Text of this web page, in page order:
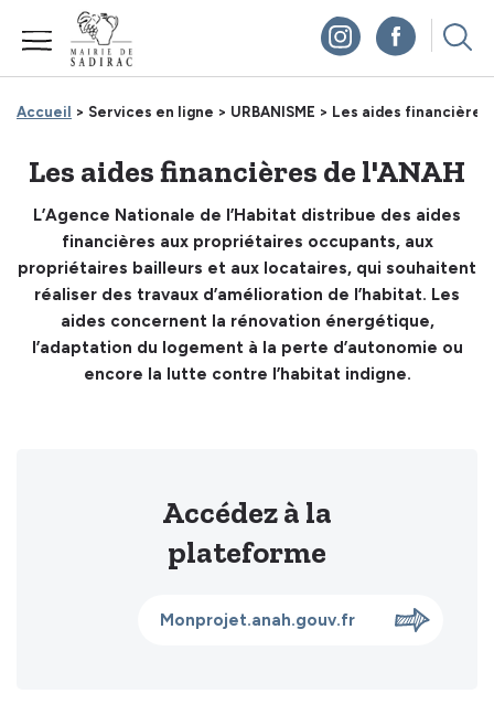
Accueil > Services en ligne > URBANISME > Les aides financières
Les aides financières de l'ANAH
L’Agence Nationale de l’Habitat distribue des aides
financières aux propriétaires occupants, aux
propriétaires bailleurs et aux locataires, qui souhaitent
réaliser des travaux d’amélioration de l’habitat. Les
aides concernent la rénovation énergétique,
l’adaptation du logement à la perte d’autonomie ou
encore la lutte contre l’habitat indigne.
Accédez à la
plateforme
Monprojet.anah.gouv.fr
Panneau de gestion des cookies